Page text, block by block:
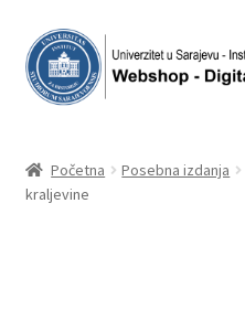
Skip
to
navigation
Skip
to
content
Korpa
Početna Posebna izdanja
kraljevine